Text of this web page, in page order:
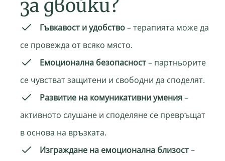
за двойки?
Гъвкавост и удобство– терапията може да
се провежда от всяко място.
Емоционална безопасност– партньорите
се чувстват защитени и свободни да споделят.
Развитие на комуникативни умения–
активното слушане и споделяне се превръщат
в основа на връзката.
Изграждане на емоционална близост–